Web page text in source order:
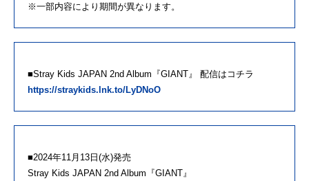
※一部内容により期間が異なります。
■Stray Kids JAPAN 2nd Album『GIANT』 配信はコチラ
https://straykids.lnk.to/LyDNoO
■2024年11月13日(水)発売
Stray Kids JAPAN 2nd Album『GIANT』